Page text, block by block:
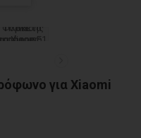
για Xiaomi